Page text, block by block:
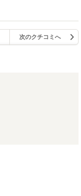
次のクチコミへ